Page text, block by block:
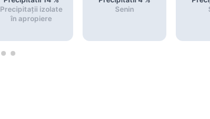
Precipitații izolate
în apropiere
Senin